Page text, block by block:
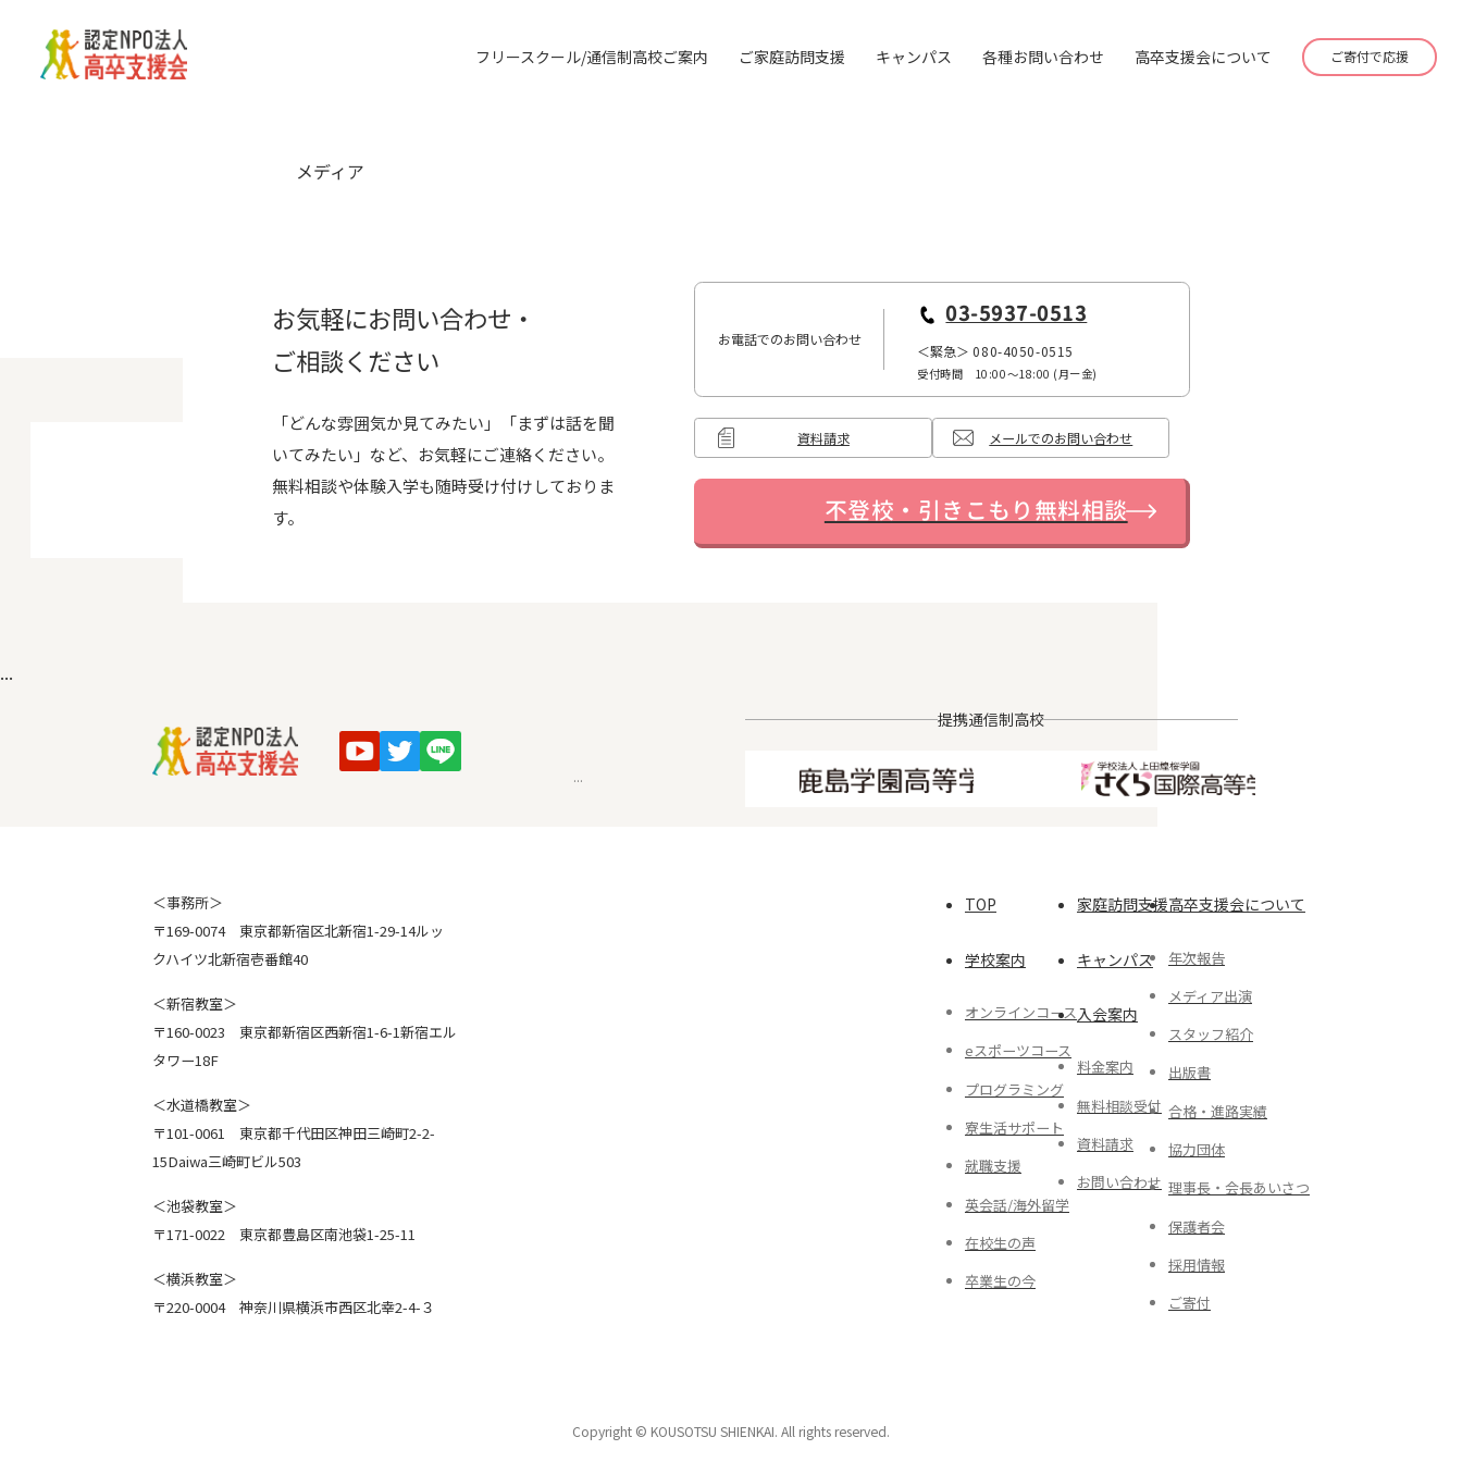
フリースクール/通信制高校ご案内 ご家庭訪問支援 キャンパス 各種お問い合わせ 高卒支援会について ご寄付で応援
メディア
...
...
...
お気軽にお問い合わせ・
ご相談ください
「どんな雰囲気か見てみたい」「まずは話を聞
いてみたい」など、お気軽にご連絡ください。
無料相談や体験入学も随時受け付けしておりま
す。
お電話でのお問い合わせ
03-5937-0513
＜緊急＞080-4050-0515
受付時間 10:00〜18:00 (月ー金)
資料請求 メールでのお問い合わせ
不登校・引きこもり無料相談
提携通信制高校
＜事務所＞
〒169-0074 東京都新宿区北新宿1-29-14ルッ
クハイツ北新宿壱番館40
＜新宿教室＞
〒160-0023 東京都新宿区西新宿1-6-1新宿エル
タワー18F
＜水道橋教室＞
〒101-0061 東京都千代田区神田三崎町2-2-
15Daiwa三崎町ビル503
＜池袋教室＞
〒171-0022 東京都豊島区南池袋1-25-11
＜横浜教室＞
〒220-0004 神奈川県横浜市西区北幸2-4-３
TOP
学校案内
オンラインコース
eスポーツコース
プログラミング
寮生活サポート
就職支援
英会話/海外留学
在校生の声
卒業生の今
家庭訪問支援
キャンパス
入会案内
料金案内
無料相談受付
資料請求
お問い合わせ
高卒支援会について
年次報告
メディア出演
スタッフ紹介
出版書
合格・進路実績
協力団体
理事長・会長あいさつ
保護者会
採用情報
ご寄付
Copyright © KOUSOTSU SHIENKAI. All rights reserved.